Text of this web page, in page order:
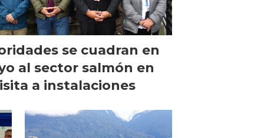
se cuadran en
al sector salmón en
a instalaciones